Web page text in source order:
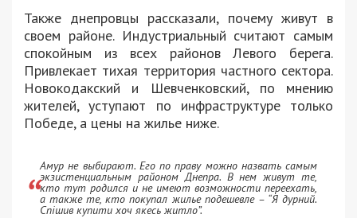
Также днепровцы рассказали, почему живут в
своем районе. Индустриальный считают самым
спокойным из всех районов Левого берега.
Привлекает тихая территория частного сектора.
Новокодакский и Шевченковский, по мнению
жителей, уступают по инфраструктуре только
Победе, а цены на жилье ниже.
Амур не выбирают. Его по праву можно назвать самым
экзистенциальным районом Днепра. В нем живут те,
кто тут родился и не имеют возможности переехать,
а также те, кто покупал жилье подешевле – “Я дурний.
Спішив купити хоч якесь житло”.